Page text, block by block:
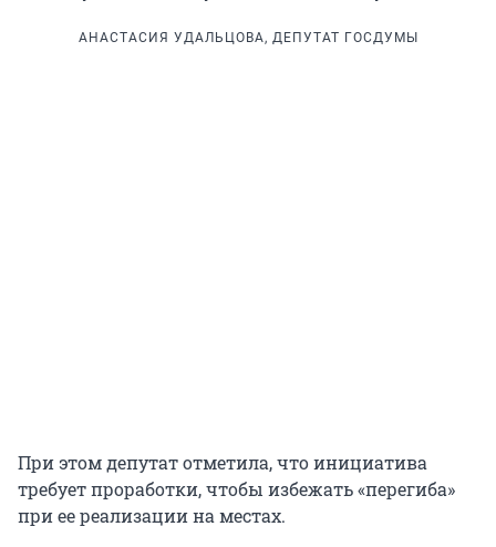
АНАСТАСИЯ УДАЛЬЦОВА, ДЕПУТАТ ГОСДУМЫ
При этом депутат отметила, что инициатива
требует проработки, чтобы избежать «перегиба»
при ее реализации на местах.